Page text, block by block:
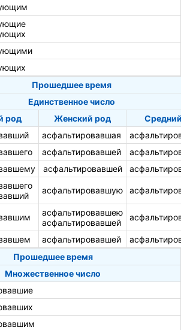
Прошедшее время
Единственное число
род
Женский род
Средний
асфальтировавшая
асфальтировавшей
асфальтировавшей
асфальтировавшую
асфальтировавшею
асфальтировавшей
асфальтировавшей
Прошедшее время
Множественное число